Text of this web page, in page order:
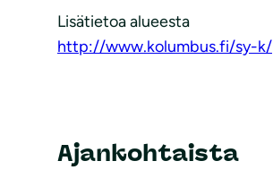
Lisätietoa alueesta
http://www.kolumbus.fi/sy-k/
Ajankohtaista